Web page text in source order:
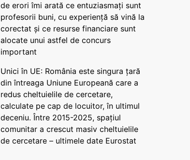
de erori îmi arată ce entuziasmați sunt
profesorii buni, cu experiență să vină la
corectat și ce resurse financiare sunt
alocate unui astfel de concurs
important
Unici în UE: România este singura țară
din întreaga Uniune Europeană care a
redus cheltuielile de cercetare,
calculate pe cap de locuitor, în ultimul
deceniu. Între 2015-2025, spațiul
comunitar a crescut masiv cheltuielile
de cercetare – ultimele date Eurostat